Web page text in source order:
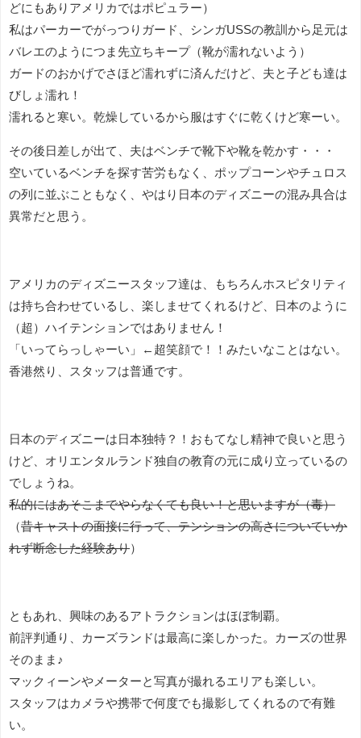
どにもありアメリカではポピュラー）
私はパーカーでがっつりガード、シンガUSSの教訓から足元は
バレエのようにつま先立ちキープ（靴が濡れないよう）
ガードのおかげでさほど濡れずに済んだけど、夫と子ども達は
びしょ濡れ！
濡れると寒い。乾燥しているから服はすぐに乾くけど寒ーい。
その後日差しが出て、夫はベンチで靴下や靴を乾かす・・・
空いているベンチを探す苦労もなく、ポップコーンやチュロス
の列に並ぶこともなく、やはり日本のディズニーの混み具合は
異常だと思う。
アメリカのディズニースタッフ達は、もちろんホスピタリティ
は持ち合わせているし、楽しませてくれるけど、日本のように
（超）ハイテンションではありません！
「いってらっしゃーい」←超笑顔で！！みたいなことはない。
香港然り、スタッフは普通です。
日本のディズニーは日本独特？！おもてなし精神で良いと思う
けど、オリエンタルランド独自の教育の元に成り立っているの
でしょうね。
私的にはあそこまでやらなくても良い！と思いますが（毒）
（昔キャストの面接に行って、テンションの高さについていか
れず断念した経験あり）
ともあれ、興味のあるアトラクションはほぼ制覇。
前評判通り、カーズランドは最高に楽しかった。カーズの世界
そのまま♪
マックィーンやメーターと写真が撮れるエリアも楽しい。
スタッフはカメラや携帯で何度でも撮影してくれるので有難
い。